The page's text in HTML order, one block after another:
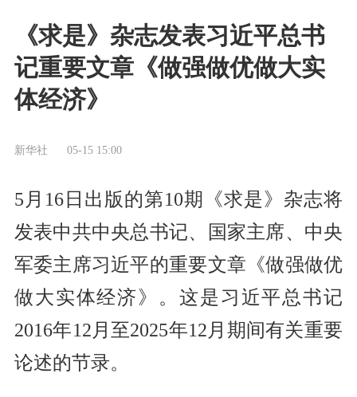
《求是》杂志发表习近平总书
记重要文章《做强做优做大实
体经济》
新华社 05-15 15:00
5月16日出版的第10期《求是》杂志将
发表中共中央总书记、国家主席、中央
军委主席习近平的重要文章《做强做优
做大实体经济》。这是习近平总书记
2016年12月至2025年12月期间有关重要
论述的节录。